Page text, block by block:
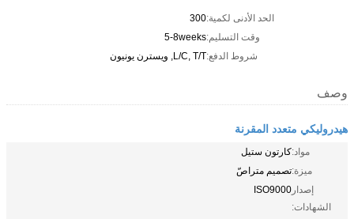
الحد الأدنى لكمية:300
وقت التسليم:5-8weeks
شروط الدفع:L/C, T/T, ويسترن يونيون
وصف
هيدروليكي متعدد المقرنة
مواد:كارتون ستيل
ميزة:تصميم متراصّ
إصدار
الشهادات:
ISO9000